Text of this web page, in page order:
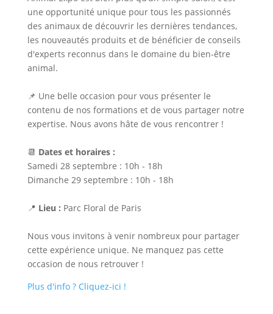
une opportunité unique pour tous les passionnés
des animaux de découvrir les dernières tendances,
les nouveautés produits et de bénéficier de conseils
d'experts reconnus dans le domaine du bien-être
animal.
📌 Une belle occasion pour vous présenter le
contenu de nos formations et de vous partager notre
expertise. Nous avons hâte de vous rencontrer !
📆 Dates et horaires :
Samedi 28 septembre : 10h - 18h
Dimanche 29 septembre : 10h - 18h
📍 Lieu : Parc Floral de Paris
Nous vous invitons à venir nombreux pour partager
cette expérience unique. Ne manquez pas cette
occasion de nous retrouver !
Plus d'info ? Cliquez-ici !